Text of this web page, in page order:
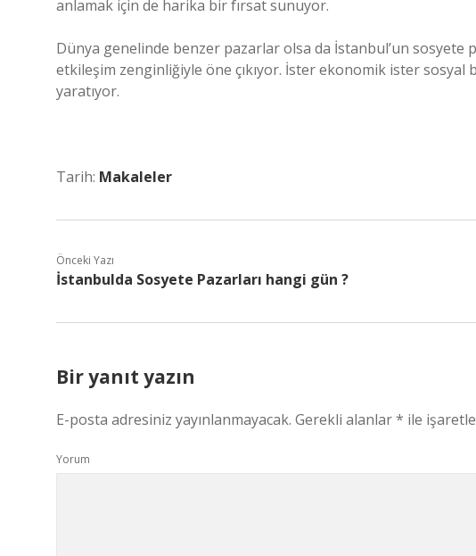
anlamak için de harika bir fırsat sunuyor.
Dünya genelinde benzer pazarlar olsa da İstanbul’un
etkileşim zenginliğiyle öne çıkıyor. İster ekonomik ister
yaratıyor.
Tarih: Makaleler
Önceki Yazı
İstanbulda Sosyete Pazarları hangi gün ?
Bir yanıt yazın
E-posta adresiniz yayınlanmayacak. Gerekli alanlar* ile
Yorum